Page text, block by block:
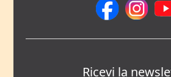
Ricevi la